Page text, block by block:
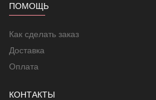
ПОМОЩЬ
Как сделать заказ
Доставка
Оплата
КОНТАКТЫ